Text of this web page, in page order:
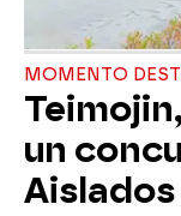
MOMENTO
un